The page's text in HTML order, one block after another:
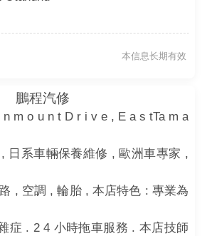
本信息长期有效
鵬程汽修
m o u n t D r i v e , E a s tTa m a
日系車輛保養維修 , 歐洲車專家 ,
, 空調 , 輪胎 , 本店特色 : 專業為
症 . 2 4 小時拖車服務 . 本店技師